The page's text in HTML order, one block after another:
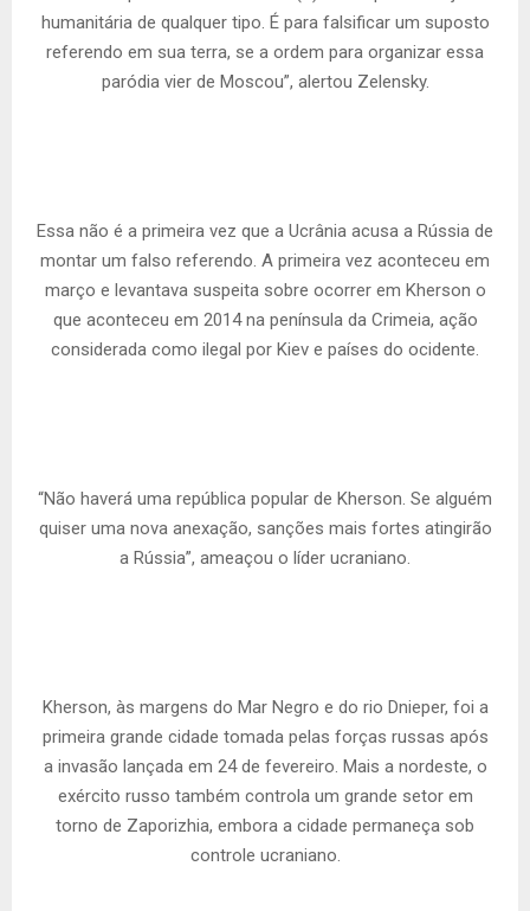
humanitária de qualquer tipo. É para falsificar um suposto
referendo em sua terra, se a ordem para organizar essa
paródia vier de Moscou”, alertou Zelensky.
Essa não é a primeira vez que a Ucrânia acusa a Rússia de
montar um falso referendo. A primeira vez aconteceu em
março e levantava suspeita sobre ocorrer em Kherson o
que aconteceu em 2014 na península da Crimeia, ação
considerada como ilegal por Kiev e países do ocidente.
“Não haverá uma república popular de Kherson. Se alguém
quiser uma nova anexação, sanções mais fortes atingirão
a Rússia”, ameaçou o líder ucraniano.
Kherson, às margens do Mar Negro e do rio Dnieper, foi a
primeira grande cidade tomada pelas forças russas após
a invasão lançada em 24 de fevereiro. Mais a nordeste, o
exército russo também controla um grande setor em
torno de Zaporizhia, embora a cidade permaneça sob
controle ucraniano.